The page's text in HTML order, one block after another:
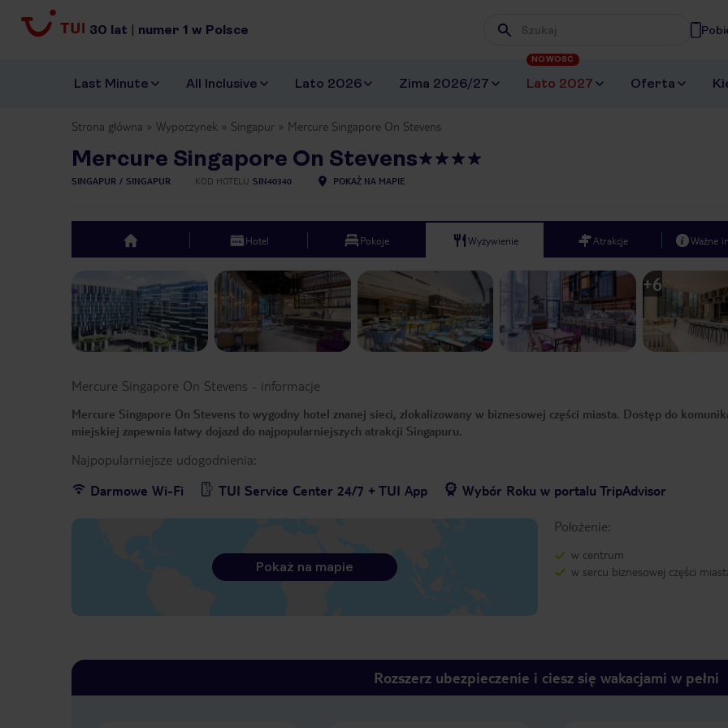
30 lat | numer 1 w Polsce Wpisz frazę, której szukasz
Last Minute All Inclusive Lato 2026 Zima 2026/27 Lato 2027
NOWOŚĆ
Oferta
Strona główna Wypoczynek Singapur Mercure Singapore On Stevens
Mercure Singapore On Stevens
SINGAPUR SINGAPUR KOD HOTELU SIN40340 POKAŻ NA MAPIE
top Hotel Pokoje Wyżywienie Atrakcje Ważne
+6
Mercure Singapore On Stevens - informacje
Mercure Singapore On Stevens to wygodny hotel znanej sieci, zlokalizowany w biznesowej części miasta. Dostęp do
miejskiej zapewnia łatwy dojazd do najpopularniejszych atrakcji Singapuru.
Najpopularniejsze udogodnienia:
Darmowe Wi-Fi
TUI Service Center 24/7 + TUI App Wybór Roku w portalu TripAdvisor
Położenie:
w centrum
w sercu biznesowej części
Pokaż na mapie
Rozszerz ubezpieczenie i ciesz się wakacjami w pełni